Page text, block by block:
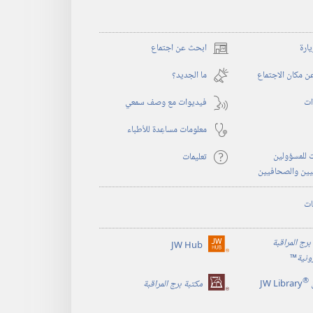
ابحث عن اجتماع (يفتح
نافذة
جديدة)
مكان الاجتماع
ما الجديد؟‏
فيديوات مع وصف سمعي
معلومات مساعِدة للأطباء
للمسؤولين
والصحافيين
تعليمات
المراقبة
™
JW Hub (يفتح
جديدة)
®
JW Library مكتبة برج المراقبة